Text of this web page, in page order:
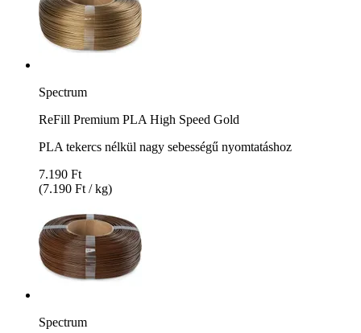
Spectrum
ReFill Premium PLA High Speed Gold
PLA tekercs nélkül nagy sebességű nyomtatáshoz
7.190 Ft
(7.190 Ft / kg)
Spectrum